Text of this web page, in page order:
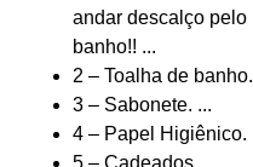
andar descalço
banho!! ...
2 – Toalha de
3 – Sabonete. ...
4 – Papel Higiênico.
5 – Cadeados. ...